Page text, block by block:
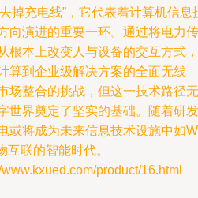
掉充电线”，它代表着计算机信息
向演进的重要一环。通过将电力传
根本上改变人与设备的交互方式，
算到企业级解决方案的全面无线
场整合的挑战，但这一技术路径无
世界奠定了坚实的基础。随着研发
或将成为未来信息技术设施中如
联的智能时代。
product/16.html